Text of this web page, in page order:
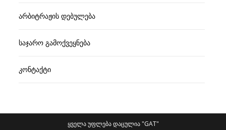
არბიტრაჟის დებულება
საჯარო გამოქვეყნება
კონტაქტი
ყველა უფლება დაცულია "GAT"